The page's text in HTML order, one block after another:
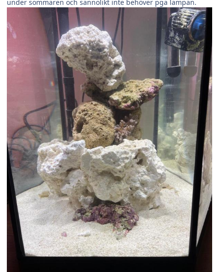
under sommaren och sannolikt inte behöver pga lampan.